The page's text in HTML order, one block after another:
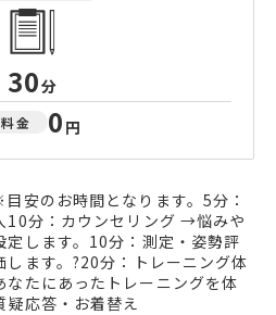
30分
料金 0 円
安のお時間となります。5分：
10分：カウンセリング →悩みや
します。10分：測定・姿勢評
ます。?20分：トレーニング体
たにあったトレーニングを体
疑応答・お着替え